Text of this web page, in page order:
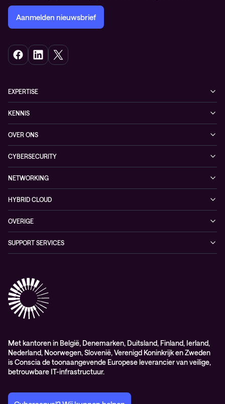
Aanmelden nieuwsbrief
EXPERTISE
Networking
Hybrid Cloud
Observability
KENNIS
Events
Nieuws
Referenties
Whitepaper
OVER ONS
Partners
Duurzaamheid
Persruimte
CYBERSECURITY
Cybersecurity solutions
NETWORKING
Networking solutions
Consultancy
HYBRID CLOUD
OVERIGE
SUPPORT SERVICES
Met kantoren in België, Denemarken, Duitsland, Finland, Ierland,
Nederland, Noorwegen, Slovenië, Verenigd Koninkrijk en Zweden
is Conscia de toonaangevende Europese leverancier van veilige,
betrouwbare IT-infrastructuur.